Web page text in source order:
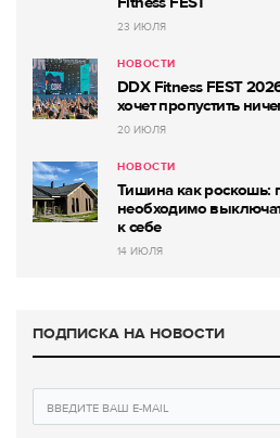
23 ИЮЛЯ
НОВОСТИ
DDX Fitness FEST
хочет пропустить
20 ИЮЛЯ
НОВОСТИ
Тишина как роскошь:
необходимо
к себе
14 ИЮЛЯ
ПОДПИСКА НА НОВОСТИ